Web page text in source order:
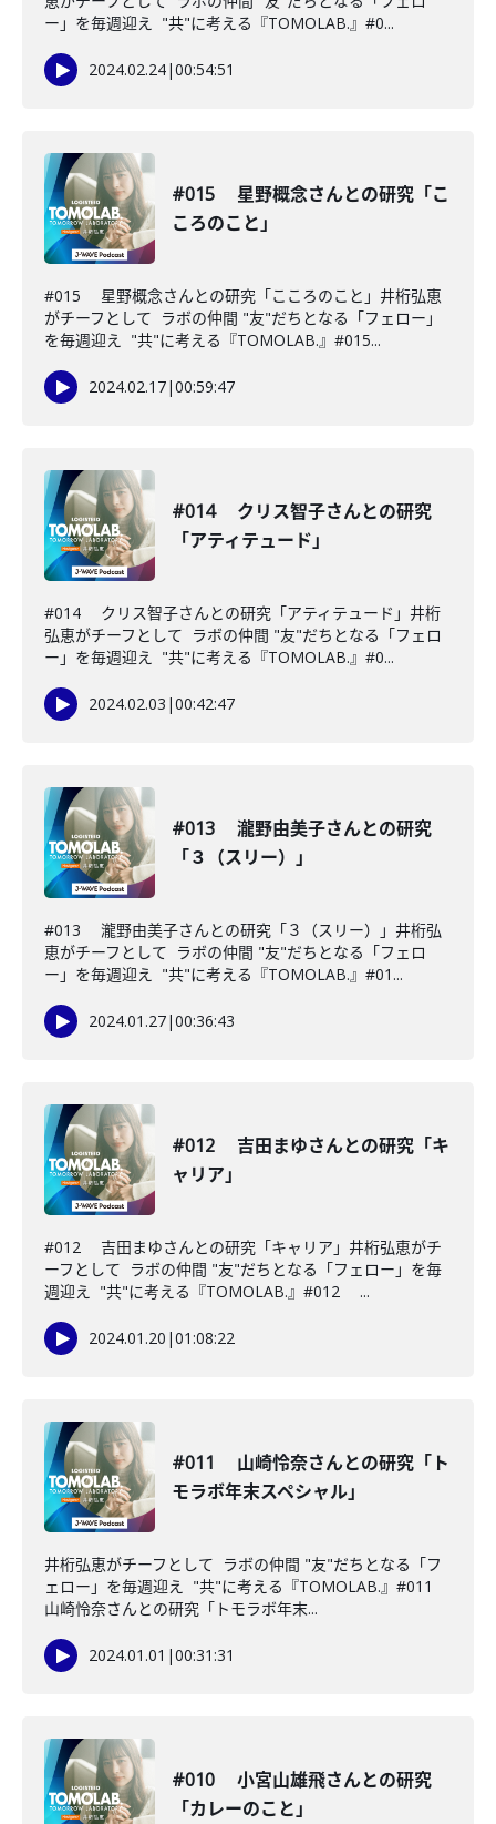
ー」を毎週迎え "共"に考える『TOMOLAB.』#0...
2024.02.24|00:54:51
#015 星野概念さんとの研究「こ
ころのこと」
#015 星野概念さんとの研究「こころのこと」井桁弘恵
がチーフとして ラボの仲間 "友"だちとなる「フェロー」
を毎週迎え "共"に考える『TOMOLAB.』#015...
2024.02.17|00:59:47
#014 クリス智子さんとの研究
「アティテュード」
#014 クリス智子さんとの研究「アティテュード」井桁
弘恵がチーフとして ラボの仲間 "友"だちとなる「フェロ
ー」を毎週迎え "共"に考える『TOMOLAB.』#0...
2024.02.03 |00:42:47
#013 瀧野由美子さんとの研究
「３（スリー）」
#013 瀧野由美子さんとの研究「３（スリー）」井桁弘
恵がチーフとして ラボの仲間 "友"だちとなる「フェロ
ー」を毎週迎え "共"に考える『TOMOLAB.』#01...
2024.01.27|00:36:43
#012 吉田まゆさんとの研究「キ
ャリア」
#012 吉田まゆさんとの研究「キャリア」井桁弘恵がチ
ーフとして ラボの仲間 "友"だちとなる「フェロー」を毎
週迎え "共"に考える『TOMOLAB.』#012 ...
2024.01.20 |01:08:22
#011 山崎怜奈さんとの研究「ト
モラボ年末スペシャル」
井桁弘恵がチーフとして ラボの仲間 "友"だちとなる「フ
ェロー」を毎週迎え "共"に考える『TOMOLAB.』#011
山崎怜奈さんとの研究「トモラボ年末...
2024.01.01 |00:31:31
#010 小宮山雄飛さんとの研究
「カレーのこと」